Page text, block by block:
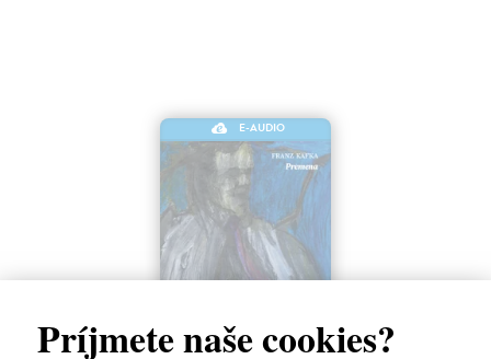
Príjmete naše cookies?
E-AUDIO
Premena